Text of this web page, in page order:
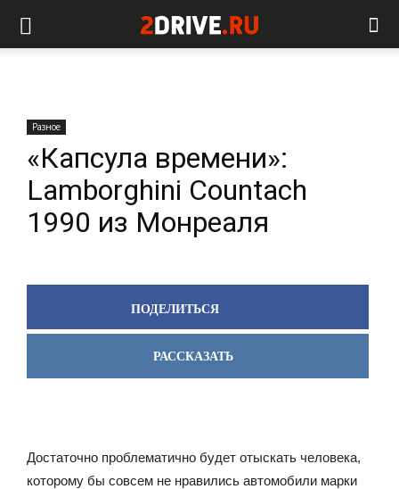
Разное
«Капсула времени»:
Lamborghini Countach
1990 из Монреаля
ПОДЕЛИТЬСЯ
РАССКАЗАТЬ
Достаточно проблематично будет отыскать человека,
которому бы совсем не нравились автомобили марки